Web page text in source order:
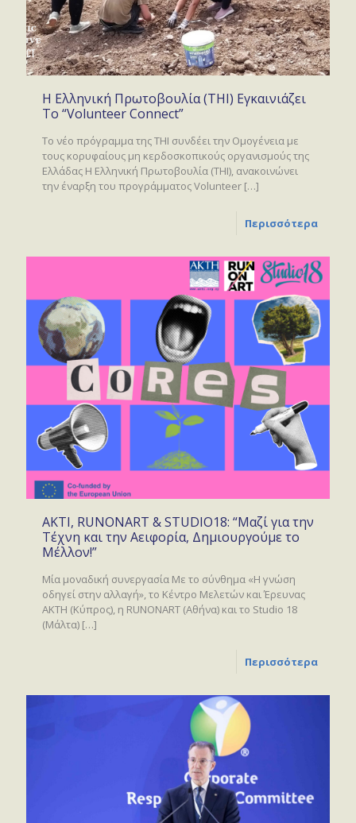
Η Ελληνική Πρωτοβουλία (THI) Εγκαινιάζει
Το “Volunteer Connect”
Το νέο πρόγραμμα της THI συνδέει την Ομογένεια με
τους κορυφαίους μη κερδοσκοπικούς οργανισμούς της
Ελλάδας Η Ελληνική Πρωτοβουλία (THI), ανακοινώνει
την έναρξη του προγράμματος Volunteer […]
Περισσότερα
AKTI, RUNONART & STUDIO18: “Μαζί για την
Τέχνη και την Αειφορία, Δημιουργούμε το
Μέλλον!”
Mία μοναδική συνεργασία Με το σύνθημα «Η γνώση
οδηγεί στην αλλαγή», το Κέντρο Μελετών και Έρευνας
ΑΚΤΗ (Κύπρος), η RUNONART (Αθήνα) και το Studio 18
(Μάλτα) […]
Περισσότερα